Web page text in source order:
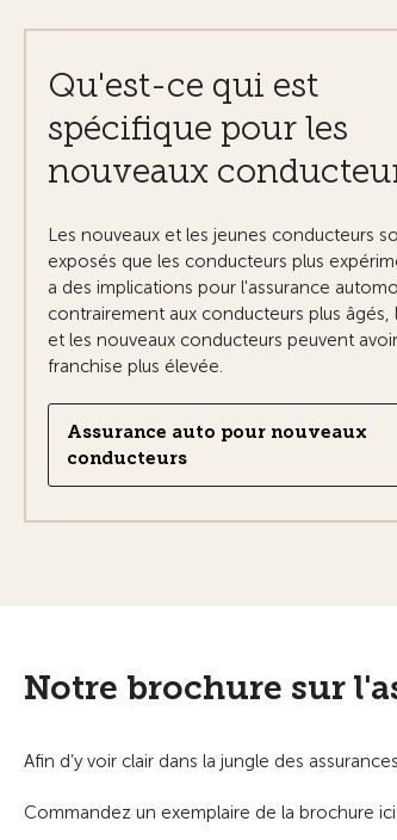
Qu'est-ce qui est
spécifique pour les
nouveaux
Les nouveaux et les jeunes conducteurs
exposés que les conducteurs plus
a des implications pour l'assurance
contrairement aux conducteurs plus âgés,
et les nouveaux conducteurs peuvent
franchise plus élevée.
Assurance auto pour nouveaux
conducteurs
Notre brochure sur
Afin d’y voir clair dans la jungle des
Commandez un exemplaire de la brochure